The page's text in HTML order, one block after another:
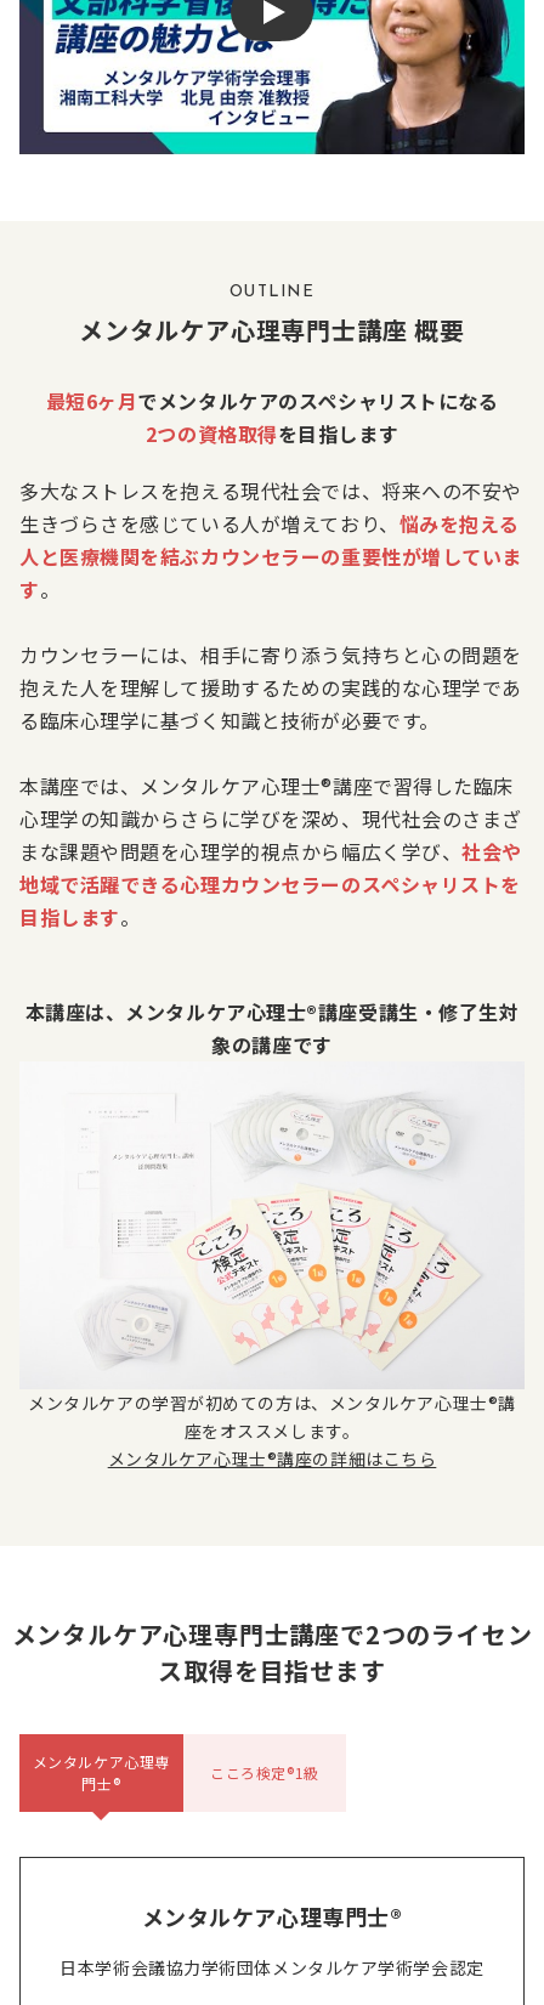
YouTube video player
OUTLINE
メンタルケア心理専門士講座 概要
最短6ヶ月でメンタルケアのスペシャリストになる
2つの資格取得を目指します
多大なストレスを抱える現代社会では、将来への不安や
生きづらさを感じている人が増えており、 悩みを抱える
人と医療機関を結ぶカウンセラーの重要性が増していま
す。
カウンセラーには、相手に寄り添う気持ちと心の問題を
抱えた人を理解して援助するための実践的な心理学であ
る臨床心理学に基づく知識と技術が必要です。
本講座では、メンタルケア心理士®講座で習得した臨床
心理学の知識からさらに学びを深め、現代社会のさまざ
まな課題や問題を心理学的視点から幅広く学び、社会や
地域で活躍できる心理カウンセラーのスペシャリストを
目指します。
本講座は、メンタルケア心理士®講座受講生・修了生対
象の講座です
メンタルケアの学習が初めての方は、メンタルケア心理士®講
座をオススメします。
メンタルケア心理士®講座の詳細はこちら
メンタルケア心理専門士講座で2つのライセン
ス取得を目指せます
メンタルケア心理専
門士®
こころ検定®1級
メンタルケア心理専門士®
日本学術会議協力学術団体メンタルケア学術学会認定